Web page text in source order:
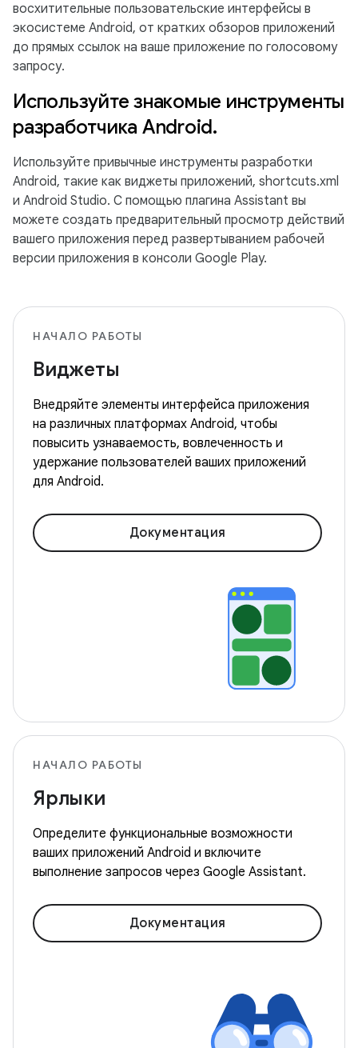
восхитительные пользовательские интерфейсы в
экосистеме Android, от кратких обзоров приложений
до прямых ссылок на ваше приложение по голосовому
запросу.
Используйте знакомые инструменты
разработчика Android.
Используйте привычные инструменты разработки
Android, такие как виджеты приложений, shortcuts.xml
и Android Studio. С помощью плагина Assistant вы
можете создать предварительный просмотр действий
вашего приложения перед развертыванием рабочей
версии приложения в консоли Google Play.
НАЧАЛО РАБОТЫ
Виджеты
Внедряйте элементы интерфейса приложения
на различных платформах Android, чтобы
повысить узнаваемость, вовлеченность и
удержание пользователей ваших приложений
для Android.
Документация
НАЧАЛО РАБОТЫ
Ярлыки
Определите функциональные возможности
ваших приложений Android и включите
выполнение запросов через Google Assistant.
Документация